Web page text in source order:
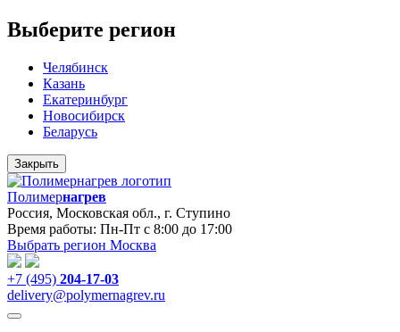
Выберите регион
Челябинск
Казань
Екатеринбург
Новосибирск
Беларусь
Закрыть
Полимернагрев
Россия, Московская обл., г. Ступино
Время работы: Пн-Пт с 8:00 до 17:00
Выбрать регион Москва
+7 (495) 204-17-03
delivery@polymernagrev.ru